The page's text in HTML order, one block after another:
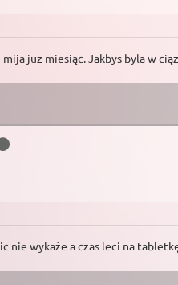
juz miesiąc. Jakbys byla w
nie wykaże a czas leci na